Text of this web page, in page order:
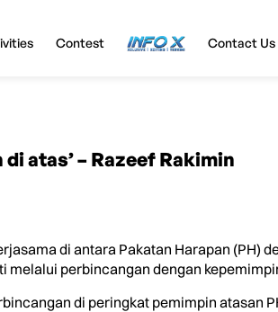
Contest InfoX Contact Us
atas’ – Razeef Rakimin
di antara Pakatan Harapan (PH)
melalui perbincangan dengan
di peringkat pemimpin atasan